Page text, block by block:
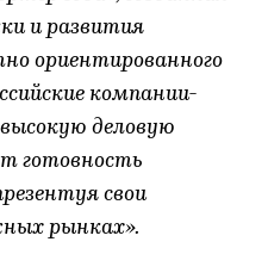
и развития
ориентированного
компании-
деловую
готовность
свои
рынках».